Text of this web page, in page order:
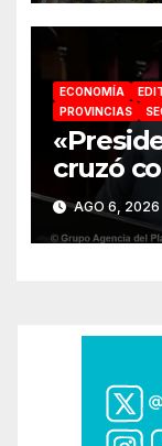
ECONOMÍA
PROVINCIAS
cruzó
advirtió
político
AGO 6, 2026